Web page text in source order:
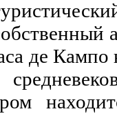
де Кампо